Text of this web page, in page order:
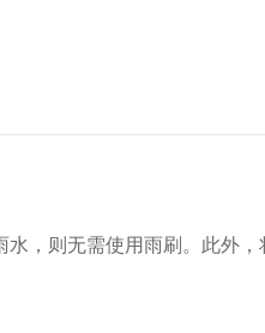
，则无需使用雨刷。此外，